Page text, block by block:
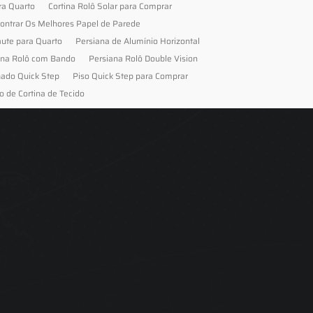
Quarto
Cortina Rolô Solar para Comprar
Os Melhores Papel de Parede
para Quarto
Persiana de Alumínio Horizontal
Rolô com Bando
Persiana Rolô Double Vision
Quick Step
Piso Quick Step para Comprar
de Cortina de Tecido